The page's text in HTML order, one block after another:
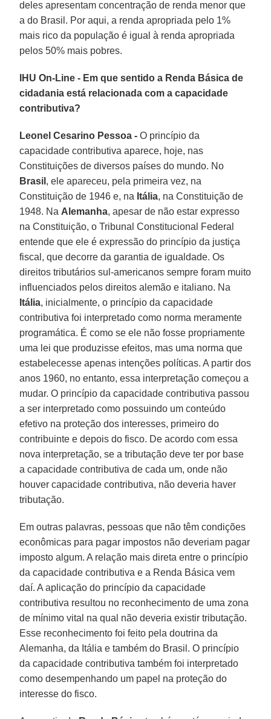
deles apresentam concentração de renda menor que
a do Brasil. Por aqui, a renda apropriada pelo 1%
mais rico da população é igual à renda apropriada
pelos 50% mais pobres.
IHU On-Line - Em que sentido a Renda Básica de
cidadania está relacionada com a capacidade
contributiva?
Leonel Cesarino Pessoa - O princípio da
capacidade contributiva aparece, hoje, nas
Constituições de diversos países do mundo. No
Brasil , ele apareceu, pela primeira vez, na
Constituição de 1946 e, na Itália, na Constituição de
1948. Na Alemanha, apesar de não estar expresso
na Constituição, o Tribunal Constitucional Federal
entende que ele é expressão do princípio da justiça
fiscal, que decorre da garantia de igualdade. Os
direitos tributários sul-americanos sempre foram muito
influenciados pelos direitos alemão e italiano. Na
Itália, inicialmente, o princípio da capacidade
contributiva foi interpretado como norma meramente
programática. É como se ele não fosse propriamente
uma lei que produzisse efeitos, mas uma norma que
estabelecesse apenas intenções políticas. A partir dos
anos 1960, no entanto, essa interpretação começou a
mudar. O princípio da capacidade contributiva passou
a ser interpretado como possuindo um conteúdo
efetivo na proteção dos interesses, primeiro do
contribuinte e depois do fisco. De acordo com essa
nova interpretação, se a tributação deve ter por base
a capacidade contributiva de cada um, onde não
houver capacidade contributiva, não deveria haver
tributação.
Em outras palavras, pessoas que não têm condições
econômicas para pagar impostos não deveriam pagar
imposto algum. A relação mais direta entre o princípio
da capacidade contributiva e a Renda Básica vem
daí. A aplicação do princípio da capacidade
contributiva resultou no reconhecimento de uma zona
de mínimo vital na qual não deveria existir tributação.
Esse reconhecimento foi feito pela doutrina da
Alemanha, da Itália e também do Brasil. O princípio
da capacidade contributiva também foi interpretado
como desempenhando um papel na proteção do
interesse do fisco.